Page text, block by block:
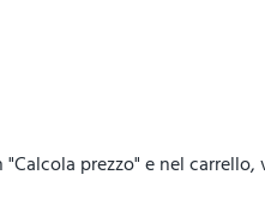
prezzo" e nel